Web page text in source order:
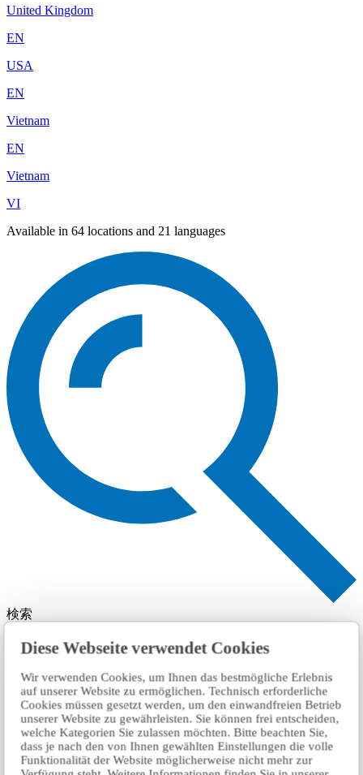
Diese Webseite verwendet Cookies
Wir verwenden Cookies, um Ihnen das bestmögliche Erlebnis
auf unserer Website zu ermöglichen. Technisch erforderliche
Cookies müssen gesetzt werden, um den einwandfreien Betrieb
unserer Website zu gewährleisten. Sie können frei entscheiden,
welche Kategorien Sie zulassen möchten. Bitte beachten Sie,
dass je nach den von Ihnen gewählten Einstellungen die volle
Funktionalität der Website möglicherweise nicht mehr zur
United Kingdom
EN
USA
EN
Vietnam
EN
Vietnam
VI
Available in 64 locations and 21 languages
検索